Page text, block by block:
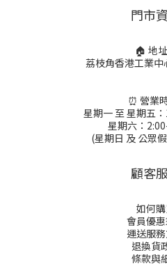
門市
🏠 地址
荔枝角香港工業
⏰ 營業
星期一 至 星期五
星期六：
(星期日 及 公眾
顧客
如何
會員優
運送服
退換貨
條款與